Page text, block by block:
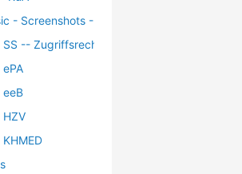
- Screenshots - Stammdaten
SS -- Zugriffsrechte
ePA
eeB
HZV